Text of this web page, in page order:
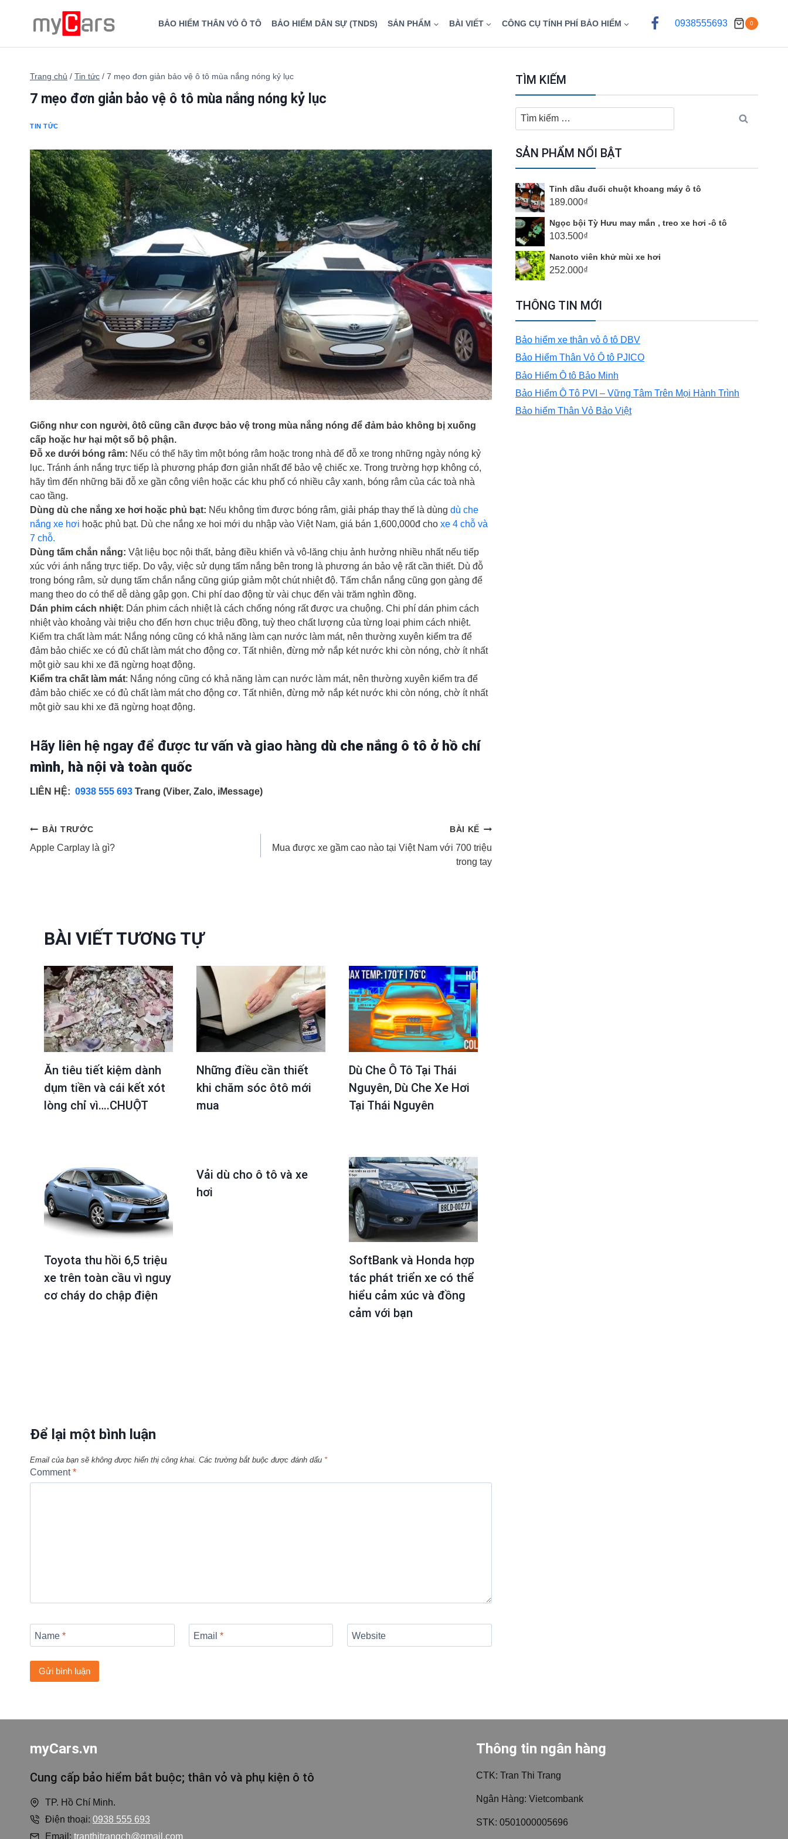
BẢO HIỂM THÂN VỎ Ô TÔ BẢO HIỂM DÂN SỰ (TNDS) SẢN PHẨM BÀI VIẾT CÔNG CỤ TÍNH PHÍ BẢO HIỂM 0938555693 0
Trang chủ / Tin tức / 7 mẹo đơn giản bảo vệ ô tô mùa nắng nóng kỷ lục
7 mẹo đơn giản bảo vệ ô tô mùa nắng nóng kỷ lục
TIN TỨC
Giống như con người, ôtô cũng cần được bảo vệ trong mùa nắng nóng để đảm bảo không bị xuống
cấp hoặc hư hại một số bộ phận.
Đỗ xe dưới bóng râm: Nếu có thể hãy tìm một bóng râm hoặc trong nhà để đỗ xe trong những ngày nóng kỷ
lục. Tránh ánh nắng trực tiếp là phương pháp đơn giản nhất để bảo vệ chiếc xe. Trong trường hợp không có,
hãy tìm đến những bãi đỗ xe gần công viên hoặc các khu phố có nhiều cây xanh, bóng râm của các toà nhà
cao tầng.
Dùng dù che nắng xe hơi hoặc phủ bạt: Nếu không tìm được bóng râm, giải pháp thay thế là dùng dù che
nắng xe hơi hoặc phủ bạt. Dù che nắng xe hoi mới du nhập vào Việt Nam, giá bán 1,600,000đ cho xe 4 chỗ và
7 chỗ.
Dùng tấm chắn nắng: Vật liệu bọc nội thất, bảng điều khiển và vô-lăng chịu ảnh hưởng nhiều nhất nếu tiếp
xúc với ánh nắng trực tiếp. Do vậy, việc sử dụng tấm nắng bên trong là phương án bảo vệ rất cần thiết. Dù đỗ
trong bóng râm, sử dụng tấm chắn nắng cũng giúp giảm một chút nhiệt độ. Tấm chắn nắng cũng gọn gàng để
mang theo do có thể dễ dàng gập gọn. Chi phí dao động từ vài chục đến vài trăm nghìn đồng.
Dán phim cách nhiệt: Dán phim cách nhiệt là cách chống nóng rất được ưa chuộng. Chi phí dán phim cách
nhiệt vào khoảng vài triệu cho đến hơn chục triệu đồng, tuỳ theo chất lượng của từng loại phim cách nhiệt.
Kiểm tra chất làm mát: Nắng nóng cũng có khả năng làm cạn nước làm mát, nên thường xuyên kiểm tra để
đảm bảo chiếc xe có đủ chất làm mát cho động cơ. Tất nhiên, đừng mở nắp két nước khi còn nóng, chờ ít nhất
một giờ sau khi xe đã ngừng hoạt động.
Kiểm tra chất làm mát: Nắng nóng cũng có khả năng làm cạn nước làm mát, nên thường xuyên kiểm tra để
đảm bảo chiếc xe có đủ chất làm mát cho động cơ. Tất nhiên, đừng mở nắp két nước khi còn nóng, chờ ít nhất
một giờ sau khi xe đã ngừng hoạt động.
Hãy liên hệ ngay để được tư vấn và giao hàng dù che nắng ô tô ở hồ chí
mình, hà nội và toàn quốc
LIÊN HỆ: 0938 555 693 Trang (Viber, Zalo, iMessage)
Điều
BÀI TRƯỚC
Apple Carplay là gì?
BÀI KẾ
Mua được xe gầm cao nào tại Việt Nam với 700 triệu
trong tay
BÀI VIẾT TƯƠNG TỰ
Ăn tiêu tiết kiệm dành
dụm tiền và cái kết xót
lòng chỉ vì….CHUỘT
Những điều cần thiết
khi chăm sóc ôtô mới
mua
Dù Che Ô Tô Tại Thái
Nguyên, Dù Che Xe Hơi
Tại Thái Nguyên
Toyota thu hồi 6,5 triệu
xe trên toàn cầu vì nguy
cơ cháy do chập điện
Vải dù cho ô tô và xe
hơi
SoftBank và Honda hợp
tác phát triển xe có thể
hiểu cảm xúc và đồng
cảm với bạn
Để lại một bình luận
Email của bạn sẽ không được hiển thị công khai. Các trường bắt buộc được đánh dấu *
Comment*
Name * Email * Website
TÌM KIẾM
Tìm
kiếm
SẢN PHẨM NỔI BẬT
Tinh dầu đuổi chuột khoang máy ô tô
189.000₫
Ngọc bội Tỳ Hưu may mắn , treo xe hơi -ô tô
103.500₫
Nanoto viên khử mùi xe hơi
252.000₫
THÔNG TIN MỚI
Bảo hiểm xe thân vỏ ô tô DBV
Bảo Hiểm Thân Vỏ Ô tô PJICO
Bảo Hiểm Ô tô Bảo Minh
Bảo Hiểm Ô Tô PVI – Vững Tâm Trên Mọi Hành Trình
Bảo hiểm Thân Vỏ Bảo Việt
myCars.vn
Cung cấp bảo hiểm bắt buộc; thân vỏ và phụ kiện ô tô
TP. Hồ Chí Minh.
Điện thoại: 0938 555 693
Email: tranthitrangch@gmail.com
Thông tin ngân hàng
CTK: Tran Thi Trang
Ngân Hàng: Vietcombank
STK: 0501000005696